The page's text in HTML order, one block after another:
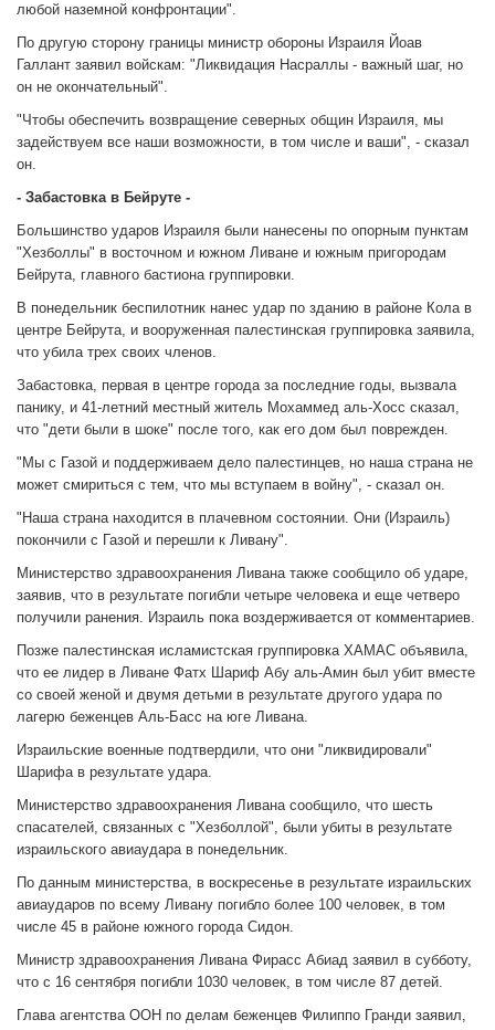
любой наземной конфронтации".
По другую сторону границы министр обороны Израиля Йоав
Галлант заявил войскам: "Ликвидация Насраллы - важный шаг, но
он не окончательный".
"Чтобы обеспечить возвращение северных общин Израиля, мы
задействуем все наши возможности, в том числе и ваши", - сказал
он.
- Забастовка в Бейруте -
Большинство ударов Израиля были нанесены по опорным пунктам
"Хезболлы" в восточном и южном Ливане и южным пригородам
Бейрута, главного бастиона группировки.
В понедельник беспилотник нанес удар по зданию в районе Кола в
центре Бейрута, и вооруженная палестинская группировка заявила,
что убила трех своих членов.
Забастовка, первая в центре города за последние годы, вызвала
панику, и 41-летний местный житель Мохаммед аль-Хосс сказал,
что "дети были в шоке" после того, как его дом был поврежден.
"Мы с Газой и поддерживаем дело палестинцев, но наша страна не
может смириться с тем, что мы вступаем в войну", - сказал он.
"Наша страна находится в плачевном состоянии. Они (Израиль)
покончили с Газой и перешли к Ливану".
Министерство здравоохранения Ливана также сообщило об ударе,
заявив, что в результате погибли четыре человека и еще четверо
получили ранения. Израиль пока воздерживается от комментариев.
Позже палестинская исламистская группировка ХАМАС объявила,
что ее лидер в Ливане Фатх Шариф Абу аль-Амин был убит вместе
со своей женой и двумя детьми в результате другого удара по
лагерю беженцев Аль-Басс на юге Ливана.
Израильские военные подтвердили, что они "ликвидировали"
Шарифа в результате удара.
Министерство здравоохранения Ливана сообщило, что шесть
спасателей, связанных с "Хезболлой", были убиты в результате
израильского авиаудара в понедельник.
По данным министерства, в воскресенье в результате израильских
авиаударов по всему Ливану погибло более 100 человек, в том
числе 45 в районе южного города Сидон.
Министр здравоохранения Ливана Фирасс Абиад заявил в субботу,
что с 16 сентября погибли 1030 человек, в том числе 87 детей.
Глава агентства ООН по делам беженцев Филиппо Гранди заявил,